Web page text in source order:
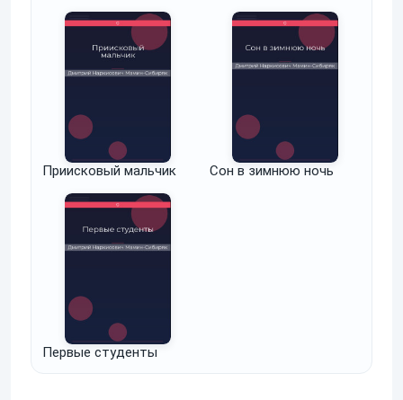
Приисковый мальчик Сон в зимнюю ночь
Первые студенты